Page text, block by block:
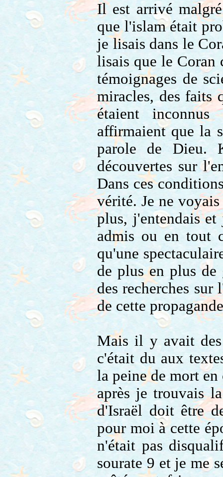
Il est arrivé
que l'islam était
je lisais dans le
lisais que le Coran
témoignages de
miracles, des faits
étaient inconnus
affirmaient que la
parole de Dieu.
découvertes sur
Dans ces
vérité. Je ne
plus, j'entendais et
admis ou en tout
qu'une
de plus en plus de
des recherches
de cette
Mais il y avait
c'était du aux
la peine de mort en
après je trouvais
d'Israël doit être
pour moi à cette
n'était pas
sourate 9 et je me